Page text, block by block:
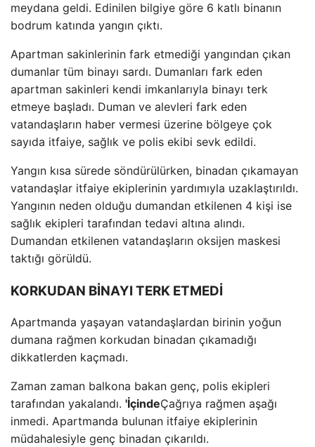
meydana geldi. Edinilen bilgiye göre 6 katlı binanın
bodrum katında yangın çıktı.
Apartman sakinlerinin fark etmediği yangından çıkan
dumanlar tüm binayı sardı. Dumanları fark eden
apartman sakinleri kendi imkanlarıyla binayı terk
etmeye başladı. Duman ve alevleri fark eden
vatandaşların haber vermesi üzerine bölgeye çok
sayıda itfaiye, sağlık ve polis ekibi sevk edildi.
Yangın kısa sürede söndürülürken, binadan çıkamayan
vatandaşlar itfaiye ekiplerinin yardımıyla uzaklaştırıldı.
Yangının neden olduğu dumandan etkilenen 4 kişi ise
sağlık ekipleri tarafından tedavi altına alındı.
Dumandan etkilenen vatandaşların oksijen maskesi
taktığı görüldü.
KORKUDAN BİNAYI TERK ETMEDİ
Apartmanda yaşayan vatandaşlardan birinin yoğun
dumana rağmen korkudan binadan çıkamadığı
dikkatlerden kaçmadı.
Zaman zaman balkona bakan genç, polis ekipleri
tarafından yakalandı. 'İçindeÇağrıya rağmen aşağı
inmedi. Apartmanda bulunan itfaiye ekiplerinin
müdahalesiyle genç binadan çıkarıldı.